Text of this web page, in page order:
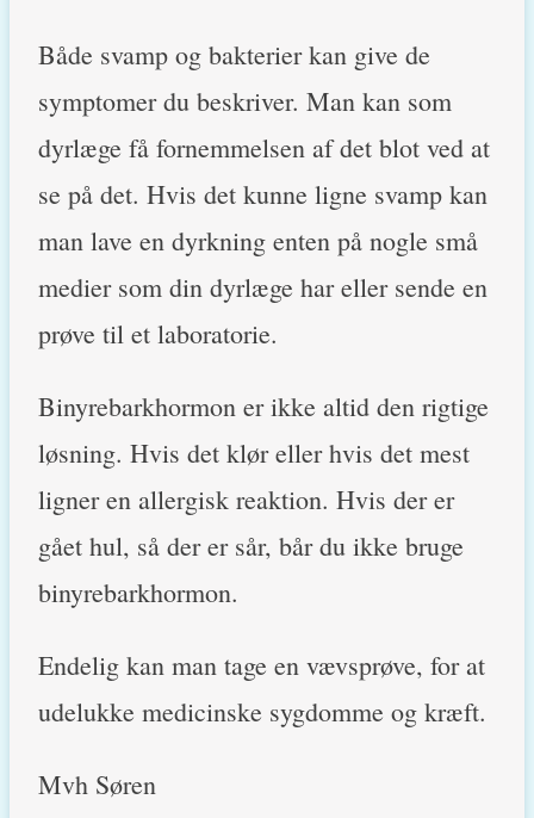
Både svamp og bakterier kan give de
symptomer du beskriver. Man kan som
dyrlæge få fornemmelsen af det blot ved at
se på det. Hvis det kunne ligne svamp kan
man lave en dyrkning enten på nogle små
medier som din dyrlæge har eller sende en
prøve til et laboratorie.
Binyrebarkhormon er ikke altid den rigtige
løsning. Hvis det klør eller hvis det mest
ligner en allergisk reaktion. Hvis der er
gået hul, så der er sår, bår du ikke bruge
binyrebarkhormon.
Endelig kan man tage en vævsprøve, for at
udelukke medicinske sygdomme og kræft.
Mvh Søren